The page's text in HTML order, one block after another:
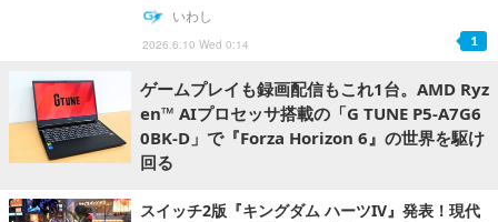
2026.6.10 Wed 0:14
いわし
1
ゲームプレイも録画配信もこれ1台。AMD Ryz
en™ AIプロセッサ搭載の「G TUNE P5-A7G6
0BK-D」で『Forza Horizon 6』の世界を駆け
回る
スイッチ2版『キングダム ハーツIV』発表！現代